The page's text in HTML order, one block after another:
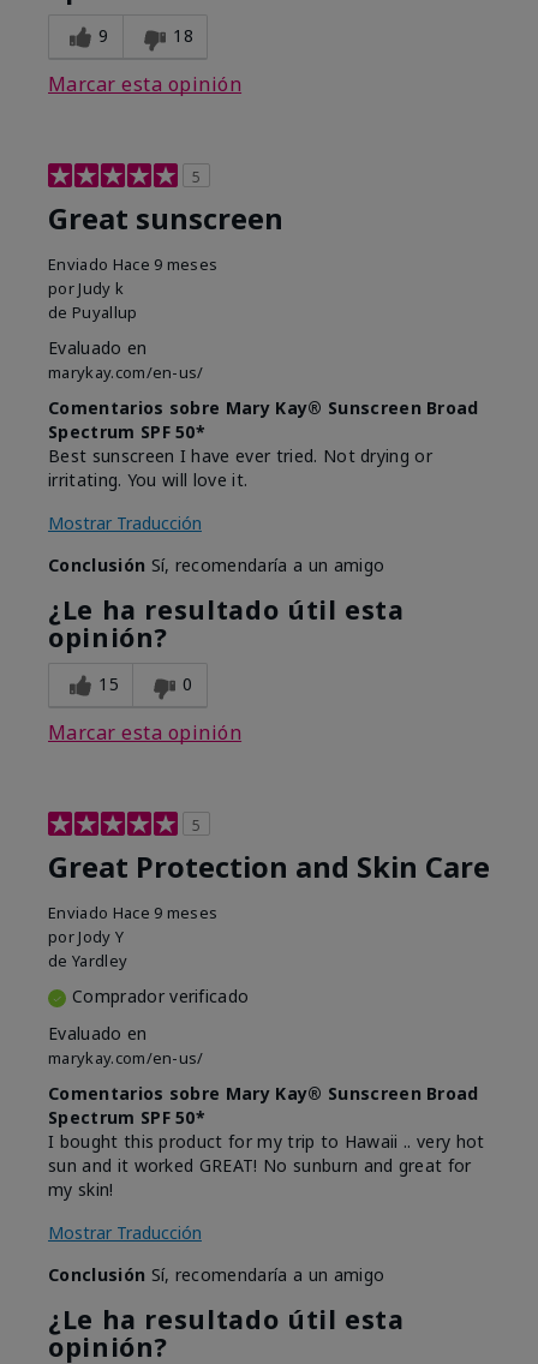
9 18
Marcar esta opinión
5
Great sunscreen
Enviado Hace 9 meses
por Judy k
de Puyallup
Evaluado en
marykay.com/en-us/
Comentarios sobre Mary Kay® Sunscreen Broad
Spectrum SPF 50*
Best sunscreen I have ever tried. Not drying or
irritating. You will love it.
Mostrar Traducción
Conclusión Sí, recomendaría a un amigo
¿Le ha resultado útil esta
opinión?
15 0
Marcar esta opinión
5
Great Protection and Skin Care
Enviado Hace 9 meses
por Jody Y
de Yardley
Comprador verificado
Evaluado en
marykay.com/en-us/
Comentarios sobre Mary Kay® Sunscreen Broad
Spectrum SPF 50*
I bought this product for my trip to Hawaii .. very hot
sun and it worked GREAT! No sunburn and great for
my skin!
Mostrar Traducción
Conclusión Sí, recomendaría a un amigo
¿Le ha resultado útil esta
opinión?